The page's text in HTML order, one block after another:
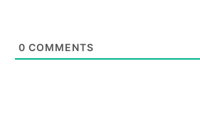
0 COMMENTS